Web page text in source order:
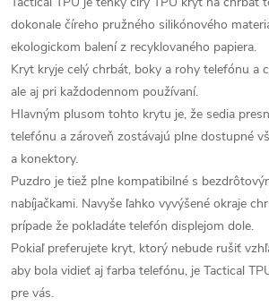
dokonale číreho pružného silikónového
ekologickom balení z recyklovaného papiera.
Kryt kryje celý chrbát, boky a rohy telefónu a
ale aj pri každodennom používaní.
Hlavným plusom tohto krytu je, že sedia
telefónu a zároveň zostávajú plne dostupné
a konektory.
Puzdro je tiež plne kompatibilné s
nabíjačkami. Navyše ľahko vyvýšené okraje
prípade že pokladáte telefón displejom dole.
Pokiaľ preferujete kryt, ktorý nebude rušiť
aby bola vidieť aj farba telefónu, je Tactical
pre vás.